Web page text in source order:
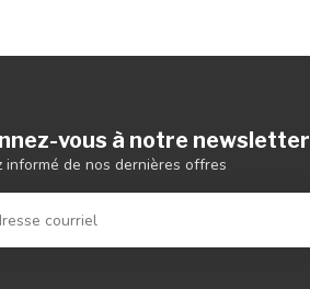
vous à notre newsletter
informé de nos dernières offres